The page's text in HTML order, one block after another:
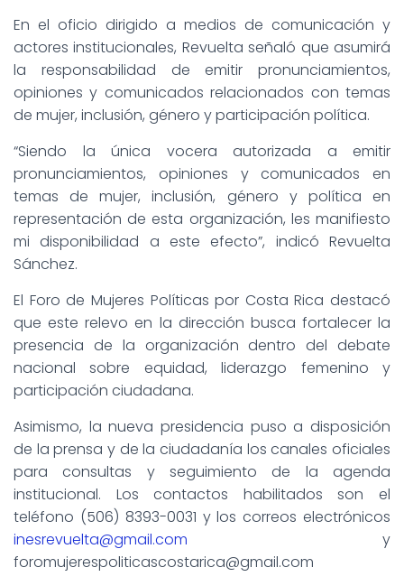
En el oficio dirigido a medios de comunicación y
actores institucionales, Revuelta señaló que asumirá
la responsabilidad de emitir pronunciamientos,
opiniones y comunicados relacionados con temas
de mujer, inclusión, género y participación política.
“Siendo la única vocera autorizada a emitir
pronunciamientos, opiniones y comunicados en
temas de mujer, inclusión, género y política en
representación de esta organización, les manifiesto
mi disponibilidad a este efecto”, indicó Revuelta
Sánchez.
El Foro de Mujeres Políticas por Costa Rica destacó
que este relevo en la dirección busca fortalecer la
presencia de la organización dentro del debate
nacional sobre equidad, liderazgo femenino y
participación ciudadana.
Asimismo, la nueva presidencia puso a disposición
de la prensa y de la ciudadanía los canales oficiales
para consultas y seguimiento de la agenda
institucional. Los contactos habilitados son el
teléfono (506) 8393-0031 y los correos electrónicos
inesrevuelta@gmail.com y
foromujerespoliticascostarica@gmail.com